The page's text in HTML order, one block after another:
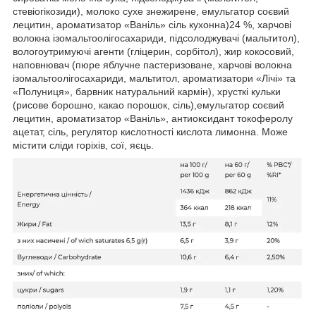
стевіогікозиди), молоко сухе знежирене, емульгатор соєвий
лецитин, ароматизатор «Ваніль» сіль кухонна)24 %, харчові
волокна ізомальтоолігосахариди, підсолоджувачі (мальтитол),
вологоутримуючі агенти (гліцерин, сорбітол), жир кокосовий,
наповнювач (пюре яблучне пастеризоване, харчові волокна
ізомальтоолігосахариди, мальтитол, ароматизатори «Лічі» та
«Полуниця», барвник натуральний кармін), хрусткі кульки
(рисове борошно, какао порошок, сіль),емульгатор соєвий
лецитин, ароматизатор «Ваніль», антиоксидант токоферолу
ацетат, сіль, регулятор кислотності кислота лимонна. Може
містити сліди горіхів, сої, яєць.